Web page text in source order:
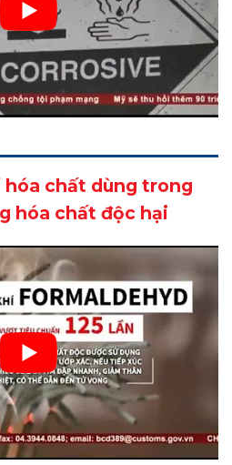
hóa chất dùng trong
hóa chất độc hại